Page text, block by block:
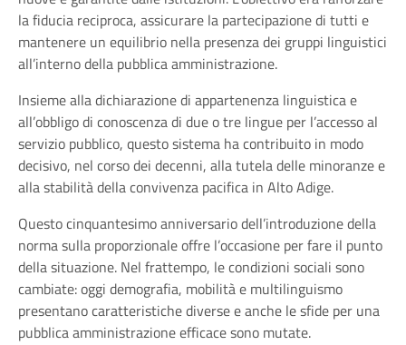
la fiducia reciproca, assicurare la partecipazione di tutti e
mantenere un equilibrio nella presenza dei gruppi linguistici
all’interno della pubblica amministrazione.
Insieme alla dichiarazione di appartenenza linguistica e
all’obbligo di conoscenza di due o tre lingue per l’accesso al
servizio pubblico, questo sistema ha contribuito in modo
decisivo, nel corso dei decenni, alla tutela delle minoranze e
alla stabilità della convivenza pacifica in Alto Adige.
Questo cinquantesimo anniversario dell’introduzione della
norma sulla proporzionale offre l’occasione per fare il punto
della situazione. Nel frattempo, le condizioni sociali sono
cambiate: oggi demografia, mobilità e multilinguismo
presentano caratteristiche diverse e anche le sfide per una
pubblica amministrazione efficace sono mutate.